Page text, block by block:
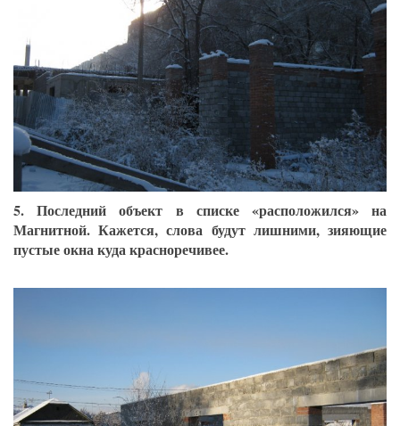
5. Последний объект в списке «расположился» на
Магнитной. Кажется, слова будут лишними, зияющие
пустые окна куда красноречивее.